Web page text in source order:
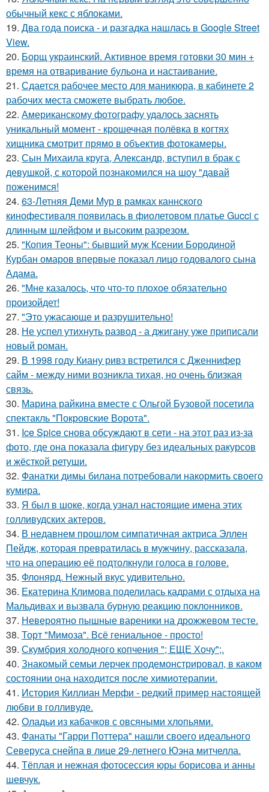
обычный кекс с яблоками.
19. Два года поиска - и разгадка нашлась в Google Street
View.
20. Борщ украинский. Активное время готовки 30 мин +
время на отваривание бульона и настаивание.
21. Сдается рабочее место для маникюра, в кабинете 2
рабочих места сможете выбрать любое.
22. Американскому фотографу удалось заснять
уникальный момент - крошечная полёвка в когтях
хищника смотрит прямо в объектив фотокамеры.
23. Сын Михаила круга, Александр, вступил в брак с
девушкой, с которой познакомился на шоу "давай
поженимся!
24. 63-Летняя Деми Мур в рамках каннского
кинофестиваля появилась в фиолетовом платье Gucci с
длинным шлейфом и высоким разрезом.
25. "Копия Теоны": бывший муж Ксении Бородиной
Курбан омаров впервые показал лицо годовалого сына
Адама.
26. "Мне казалось, что что-то плохое обязательно
произойдет!
27. "Это ужасающе и разрушительно!
28. Не успел утихнуть развод - а джигану уже приписали
новый роман.
29. В 1998 году Киану ривз встретился с Дженнифер
сайм - между ними возникла тихая, но очень близкая
связь.
30. Марина райкина вместе с Ольгой Бузовой посетила
спектакль "Покровские Ворота".
31. Ice Spice снова обсуждают в сети - на этот раз из-за
фото, где она показала фигуру без идеальных ракурсов
и жёсткой ретуши.
32. Фанатки димы билана потребовали накормить своего
кумира.
33. Я был в шоке, когда узнал настоящие имена этих
голливудских актеров.
34. В недавнем прошлом симпатичная актриса Эллен
Пейдж, которая превратилась в мужчину, рассказала,
что на операцию её подтолкнули голоса в голове.
35. Флонярд. Нежный вкус удивительно.
36. Екатерина Климова поделилась кадрами с отдыха на
Мальдивах и вызвала бурную реакцию поклонников.
37. Невероятно пышные вареники на дрожжевом тесте.
38. Торт "Мимоза". Всё гениальное - просто!
39. Скумбрия холодного копчения "; ЕЩЕ Хочу";.
40. Знакомый семьи лерчек продемонстрировал, в каком
состоянии она находится после химиотерапии.
41. История Киллиан Мерфи - редкий пример настоящей
любви в голливуде.
42. Оладьи из кабачков с овсяными хлопьями.
43. Фанаты "Гарри Поттера" нашли своего идеального
Северуса снейпа в лице 29-летнего Юэна митчелла.
44. Тёплая и нежная фотосессия юры борисова и анны
шевчук.